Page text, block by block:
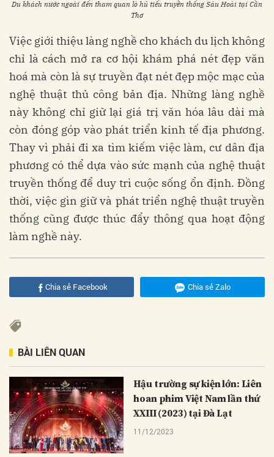
Du khách nước ngoài đến tham quan lò hủ tiếu truyền thống Sáu Hoài tại Cần
Thơ
Việc giới thiệu làng nghề cho khách du lịch không
chỉ là cách mở ra cơ hội khám phá nét đẹp văn
hoá mà còn là sự truyền đạt nét đẹp mộc mạc của
nghệ thuật thủ công bản địa. Những làng nghề
này không chỉ giữ lại giá trị văn hóa lâu dài mà
còn đóng góp vào phát triển kinh tế địa phương.
Thay vì phải đi xa tìm kiếm việc làm, cư dân địa
phương có thể dựa vào sức mạnh của nghệ thuật
truyền thống để duy trì cuộc sống ổn định. Đồng
thời, việc gìn giữ và phát triển nghệ thuật truyền
thống cũng được thúc đẩy thông qua hoạt động
làm nghề này.
Chia sẻ Facebook Chia sẻ Zalo
BÀI LIÊN QUAN
Hậu trường sự kiện lớn: Liên
hoan phim Việt Nam lần thứ
XXIII (2023) tại Đà Lạt
11/12/2023